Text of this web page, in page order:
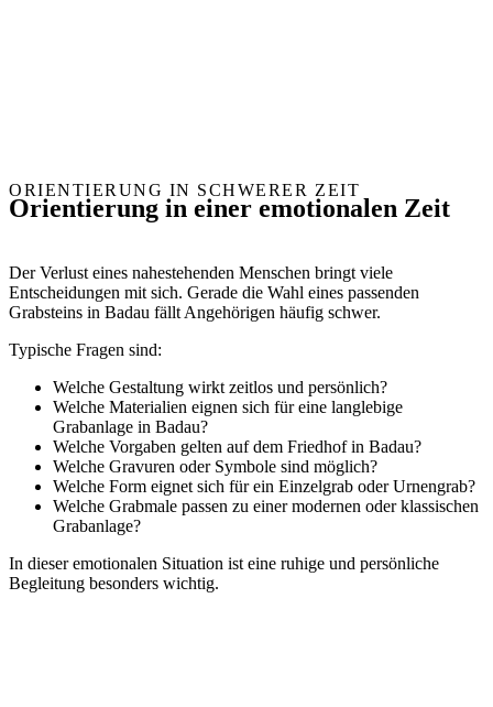
ORIENTIERUNG IN SCHWERER ZEIT
Orientierung in einer emotionalen Zeit
Der Verlust eines nahestehenden Menschen bringt viele
Entscheidungen mit sich. Gerade die Wahl eines passenden
Grabsteins in Badau fällt Angehörigen häufig schwer.
Typische Fragen sind:
Welche Gestaltung wirkt zeitlos und persönlich?
Welche Materialien eignen sich für eine langlebige
Grabanlage in Badau?
Welche Vorgaben gelten auf dem Friedhof in Badau?
Welche Gravuren oder Symbole sind möglich?
Welche Form eignet sich für ein Einzelgrab oder Urnengrab?
Welche Grabmale passen zu einer modernen oder klassischen
Grabanlage?
In dieser emotionalen Situation ist eine ruhige und persönliche
Begleitung besonders wichtig.